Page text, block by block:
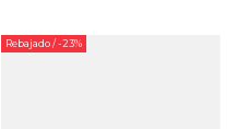
Rebajado/ -23%